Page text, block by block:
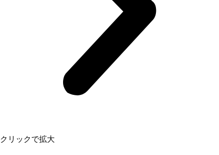
クリックで拡大